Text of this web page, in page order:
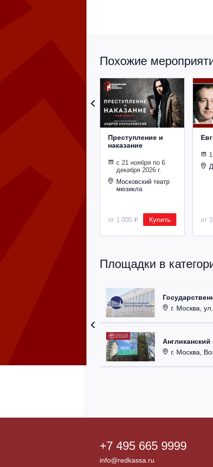
Похожие
Преступление и
наказание
с 21 ноября по 6
декабря 2026 г.
Московский театр
мюзикла
от 1 000 ₽ Купить от
Площадки в
г. Москва,
г. Москва,
+7 495 665 9999
info@redkassa.ru